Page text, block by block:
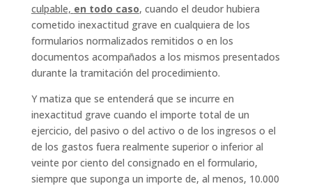
culpable, en todo caso, cuando el deudor hubiera
cometido inexactitud grave en cualquiera de los
formularios normalizados remitidos o en los
documentos acompañados a los mismos presentados
durante la tramitación del procedimiento.
Y matiza que se entenderá que se incurre en
inexactitud grave cuando el importe total de un
ejercicio, del pasivo o del activo o de los ingresos o el
de los gastos fuera realmente superior o inferior al
veinte por ciento del consignado en el formulario,
siempre que suponga un importe de, al menos, 10.000